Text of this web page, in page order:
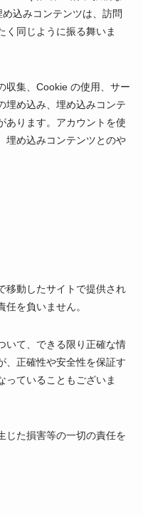
込みコンテンツは、訪問
く同じように振る舞いま
収集、Cookie の使用、サー
埋め込み、埋め込みコンテ
あります。アカウントを使
埋め込みコンテンツとのや
移動したサイトで提供され
を負いません。
いて、できる限り正確な情
、正確性や安全性を保証す
っていることもございま
じた損害等の一切の責任を